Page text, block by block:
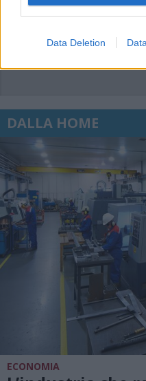
Data Deletion
DALLA HOME
ECONOMIA